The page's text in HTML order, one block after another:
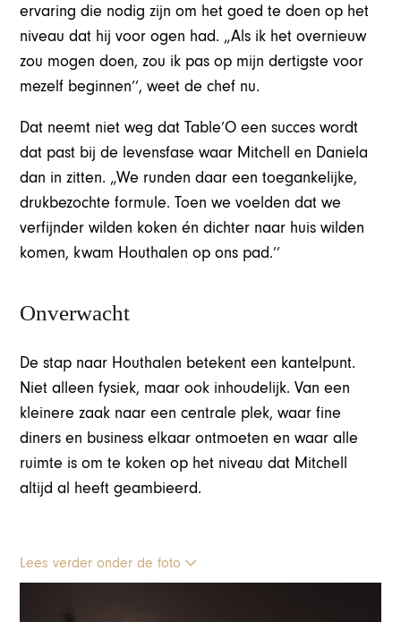
ervaring die nodig zijn om het goed te doen op het
niveau dat hij voor ogen had. „Als ik het overnieuw
zou mogen doen, zou ik pas op mijn dertigste voor
mezelf beginnen’’, weet de chef nu.
Dat neemt niet weg dat Table’O een succes wordt
dat past bij de levensfase waar Mitchell en Daniela
dan in zitten. „We runden daar een toegankelijke,
drukbezochte formule. Toen we voelden dat we
verfijnder wilden koken én dichter naar huis wilden
komen, kwam Houthalen op ons pad.’’
Onverwacht
De stap naar Houthalen betekent een kantelpunt.
Niet alleen fysiek, maar ook inhoudelijk. Van een
kleinere zaak naar een centrale plek, waar fine
diners en business elkaar ontmoeten en waar alle
ruimte is om te koken op het niveau dat Mitchell
altijd al heeft geambieerd.
Lees verder onder de foto